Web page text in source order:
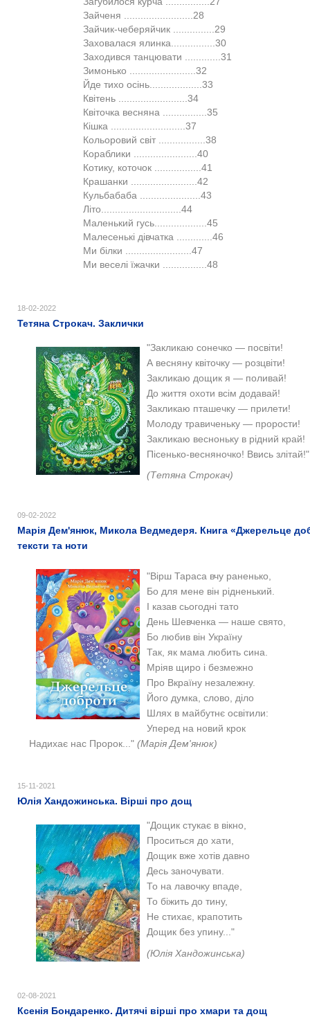
Зайченя .........................28
Зайчик-чеберяйчик ...............29
Заховалася ялинка................30
Заходився танцювати .............31
Зимонько ........................32
Йде тихо осінь...................33
Квітень .........................34
Квіточка весняна ................35
Кішка ...........................37
Кольоровий світ .................38
Кораблики .......................40
Котику, коточок .................41
Крашанки ........................42
Кульбабаба ......................43
Літо.............................44
Маленький гусь...................45
Малесенькі дівчатка .............46
Ми білки ........................47
Ми веселі їжачки ................48
18-02-2022
Тетяна Строкач. Заклички
"Закликаю сонечко — посвіти!
А весняну квіточку — розцвіти!
Закликаю дощик я — поливай!
До життя охоти всім додавай!
Закликаю пташечку — прилети!
Молоду травиченьку — прорости!
Закликаю весноньку в рідний край!
Пісенько-весняночко! Ввись злітай!"
(Тетяна Строкач)
09-02-2022
Марія Дем'янюк, Микола Ведмедеря. Книга «Джерельце
тексти та ноти
"Вірш Тараса вчу раненько,
Бо для мене він рідненький.
І казав сьогодні тато
День Шевченка — наше свято,
Бо любив він Україну
Так, як мама любить сина.
Мріяв щиро і безмежно
Про Вкраїну незалежну.
Його думка, слово, діло
Шлях в майбутнє освітили:
Уперед на новий крок
Надихає нас Пророк..." (Марія Дем'янюк)
15-11-2021
Юлія Хандожинська. Вірші про дощ
"Дощик стукає в вікно,
Проситься до хати,
Дощик вже хотів давно
Десь заночувати.
То на лавочку впаде,
То біжить до тину,
Не стихає, крапотить
Дощик без упину..."
(Юлія Хандожинська)
02-08-2021
Ксенія Бондаренко. Дитячі вірші про хмари та дощ